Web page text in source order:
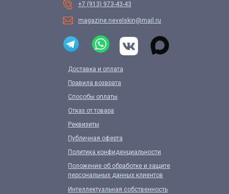
+7 (913) 973-43-43
magazine.nevelskin@mail.ru
Политика конфиденциальности
Отказ от товара
Реквизиты
Способы оплаты
Положение об обработке и защите
персональных данных клиентов
Интеллектуальная собственность
Публичная оферта
Доставка и оплата
Правила возврата